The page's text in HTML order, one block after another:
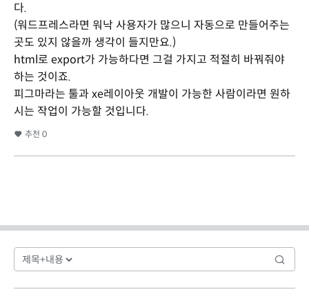
다.
(워드프레스라면 워낙 사용자가 많으니 자동으로 만들어주는
곳도 있지 않을까 생각이 들지만요.)
html로 export가 가능하다면 그걸 가지고 적절히 바꿔줘야
하는 것이죠.
피그마라는 툴과 xe레이아웃 개발이 가능한 사람이라면 원하
시는 작업이 가능할 것입니다.
추천 0